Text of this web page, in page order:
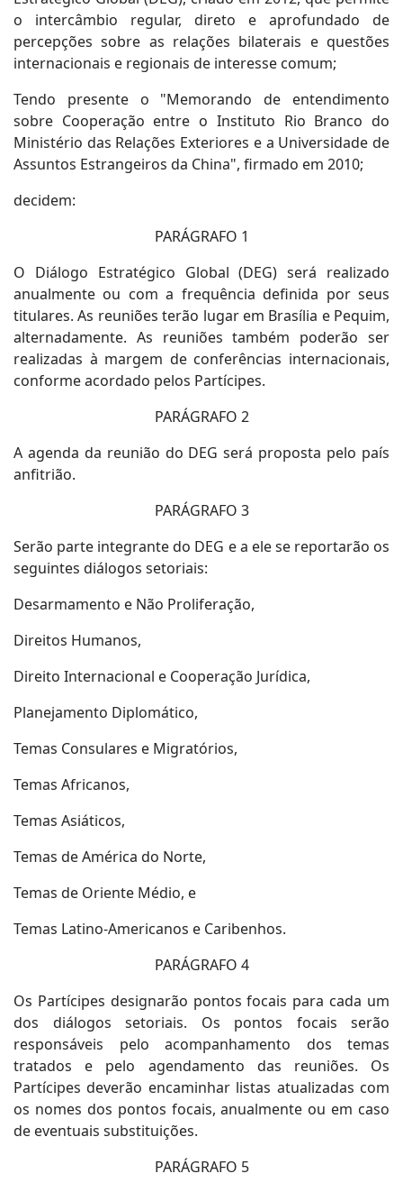
o intercâmbio regular, direto e aprofundado de
percepções sobre as relações bilaterais e questões
internacionais e regionais de interesse comum;
Tendo presente o "Memorando de entendimento
sobre Cooperação entre o Instituto Rio Branco do
Ministério das Relações Exteriores e a Universidade de
Assuntos Estrangeiros da China", firmado em 2010;
decidem:
PARÁGRAFO 1
O Diálogo Estratégico Global (DEG) será realizado
anualmente ou com a frequência definida por seus
titulares. As reuniões terão lugar em Brasília e Pequim,
alternadamente. As reuniões também poderão ser
realizadas à margem de conferências internacionais,
conforme acordado pelos Partícipes.
PARÁGRAFO 2
A agenda da reunião do DEG será proposta pelo país
anfitrião.
PARÁGRAFO 3
Serão parte integrante do DEG e a ele se reportarão os
seguintes diálogos setoriais:
Desarmamento e Não Proliferação,
Direitos Humanos,
Direito Internacional e Cooperação Jurídica,
Planejamento Diplomático,
Temas Consulares e Migratórios,
Temas Africanos,
Temas Asiáticos,
Temas de América do Norte,
Temas de Oriente Médio, e
Temas Latino-Americanos e Caribenhos.
PARÁGRAFO 4
Os Partícipes designarão pontos focais para cada um
dos diálogos setoriais. Os pontos focais serão
responsáveis pelo acompanhamento dos temas
tratados e pelo agendamento das reuniões. Os
Partícipes deverão encaminhar listas atualizadas com
os nomes dos pontos focais, anualmente ou em caso
de eventuais substituições.
PARÁGRAFO 5